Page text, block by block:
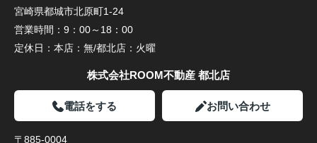
宮崎県都城市北原町1-24
営業時間： 9：00～18：00
定休日： 本店：無/都北店：火曜
株式会社ROOM不動産 都北店
電話をする お問い合わせ
〒885-0004